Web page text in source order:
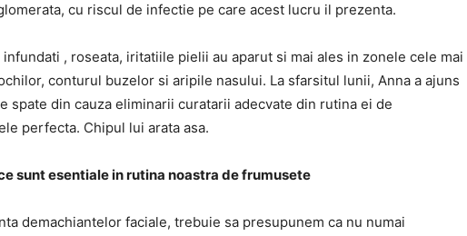
cu riscul de infectie pe care acest lucru il prezenta.
, roseata, iritatiile pielii au aparut si mai ales in zonele cele mai
conturul buzelor si aripile nasului. La sfarsitul lunii, Anna a ajuns
spate din cauza eliminarii curatarii adecvate din rutina ei de
perfecta. Chipul lui arata asa.
sunt esentiale in rutina noastra de frumusete
demachiantelor faciale, trebuie sa presupunem ca nu numai